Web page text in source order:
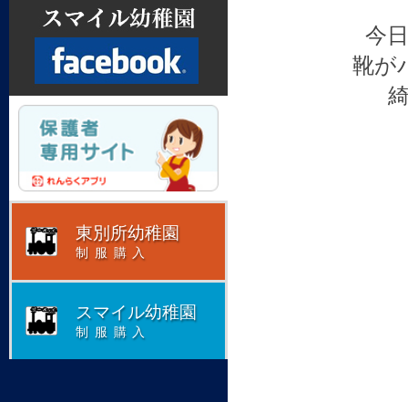
今
靴が
Facebook
Facebook
東別所幼稚園
制服購入
スマイル幼稚園
制服購入